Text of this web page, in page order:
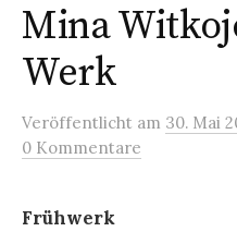
Mina
Werk
Veröffentlicht am 30. Mai
0 Kommentare
Frühwerk